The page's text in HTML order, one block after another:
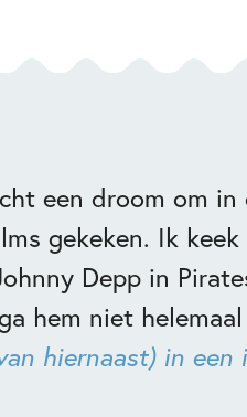
een droom om
gekeken. Ik
Depp in
hem niet
hiernaast) in